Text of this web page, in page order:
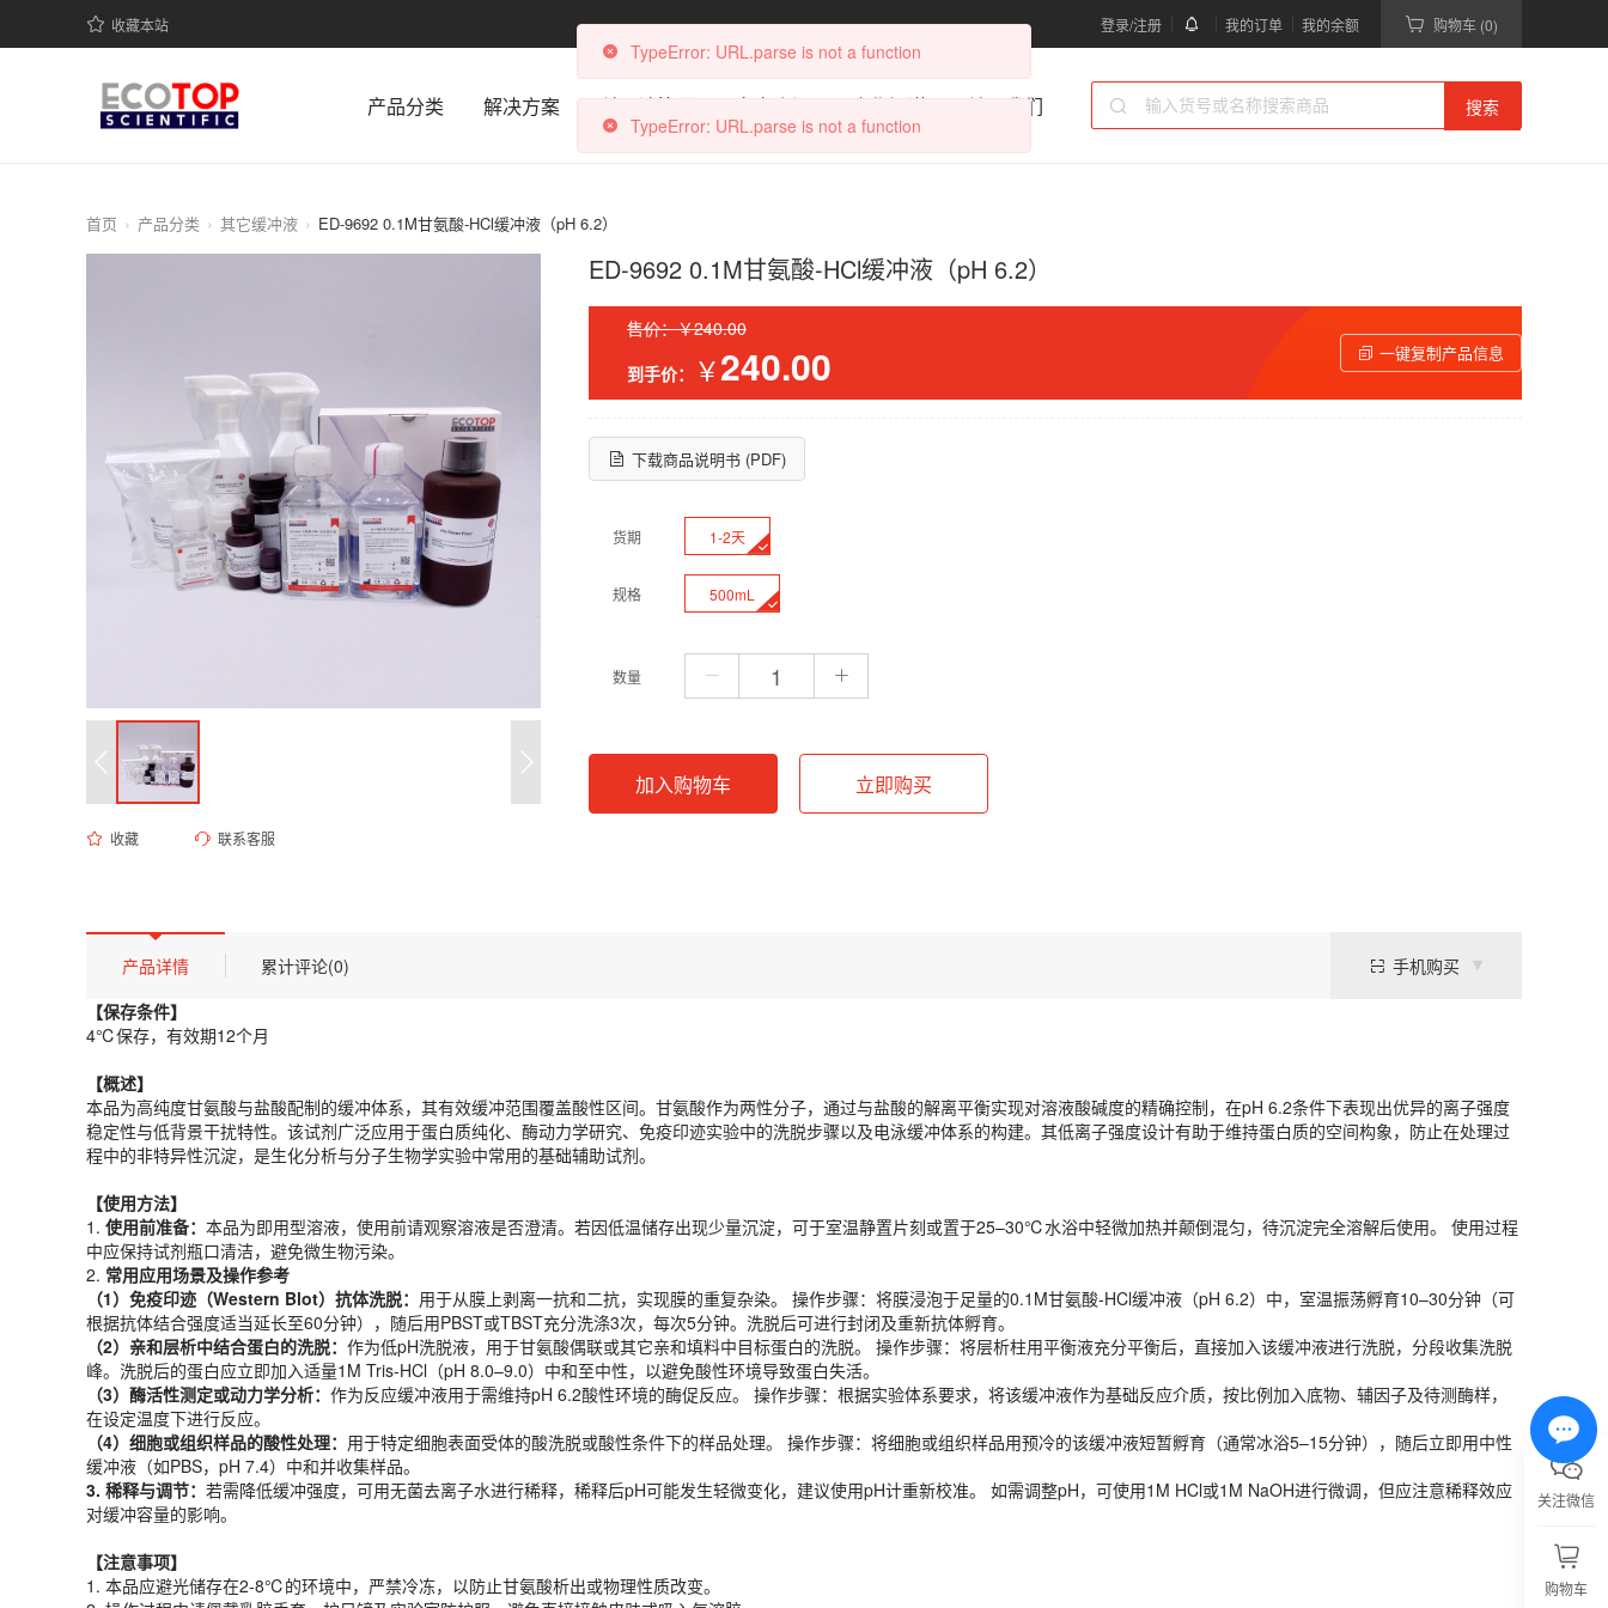
收藏本站 登录/注册 我的订单 我的余额 购物车 (0)
产品分类 解决方案 科研计算器 文章资讯 合作渠道 关于我们 搜索
首页 产品分类 其它缓冲液 ED-9692 0.1M甘氨酸-HCl缓冲液（pH 6.2）
收藏 联系客服
ED-9692 0.1M甘氨酸-HCl缓冲液（pH 6.2）
售价：￥240.00
到手价：
￥240.00 一键复制产品信息
下载商品说明书 (PDF)
货期 1-2天
规格 500mL
数量
加入购物车 立即购买
产品描述
【保存条件】
4℃保存，有效期12个月
【概述】
【使用方法】
1.使用前准备：本品为即用型溶液，使用前请观察溶液是否澄清。若因低温储存出现少量沉淀，可于室温静置片刻或置于25–30℃水浴中轻微加热并颠倒混匀，待沉淀完全溶解后使用。 使用过程中应保持
2.常用应用场景及操作参考
（1）免疫印迹（Western Blot）抗体洗脱
（2）亲和层析中结合蛋白的洗脱
（3）酶活性测定或动力学分析：作为反应缓冲液用于需维持pH 6.2酸性环境的酶促反应。 操作步骤：根据实验体系要求，将该缓冲液作为基础反应介质，按比例加入底物、辅因子及待测酶样，在设定温度
（4）细胞或组织样品的酸性处理：用于特定细胞表面受体的酸洗脱或酸性条件下的样品处理。 操作步骤：将细胞或组织样品用预冷的该缓冲液短暂孵育（通常冰浴5–15分钟），随后立即用中性缓冲液（如
3. 稀释与调节：若需降低缓冲强度，可用无菌去离子水进行稀释，稀释后pH可能发生轻微变化，建议使用pH计重新校准。 如需调整pH，可使用1M HCl或1M NaOH进行微调，但应注意稀释效应对缓冲容量
【注意事项】
1. 本品应避光储存在2-8℃的环境中，严禁冷冻，以防止甘氨酸析出或物理性质改变。
2. 操作过程中请佩戴乳胶手套、护目镜及实验室防护服，避免直接接触皮肤或吸入气溶胶。
3. 试剂瓶口务必密封严实，防止空气中的二氧化碳溶解导致 pH 值发生偏移，开启后建议在 1 个月内使用完毕，如发现溶液变色或出现浑浊请立即弃用。
产品规格
货期
1-2天
规格
500mL
应用领域
存储条件
4℃保存
产品详情 累计评论(0)
手机购买
【保存条件】
4℃保存，有效期12个月
【概述】
本品为高纯度甘氨酸与盐酸配制的缓冲体系，其有效缓冲范围覆盖酸性区间。甘氨酸作为两性分子，通过与盐酸的解离平衡实现对溶液酸碱度的精确控制，在pH 6.2条件下表现出优异的离子强度
稳定性与低背景干扰特性。该试剂广泛应用于蛋白质纯化、酶动力学研究、免疫印迹实验中的洗脱步骤以及电泳缓冲体系的构建。其低离子强度设计有助于维持蛋白质的空间构象，防止在处理过
程中的非特异性沉淀，是生化分析与分子生物学实验中常用的基础辅助试剂。
【使用方法】
1. 使用前准备： 本品为即用型溶液，使用前请观察溶液是否澄清。若因低温储存出现少量沉淀，可于室温静置片刻或置于25–30℃水浴中轻微加热并颠倒混匀，待沉淀完全溶解后使用。 使用过程
中应保持试剂瓶口清洁，避免微生物污染。
2. 常用应用场景及操作参考
（1）免疫印迹（Western Blot）抗体洗脱： 用于从膜上剥离一抗和二抗，实现膜的重复杂染。 操作步骤：将膜浸泡于足量的0.1M甘氨酸-HCl缓冲液（pH 6.2）中，室温振荡孵育10–30分钟（可
根据抗体结合强度适当延长至60分钟），随后用PBST或TBST充分洗涤3次，每次5分钟。洗脱后可进行封闭及重新抗体孵育。
（2）亲和层析中结合蛋白的洗脱： 作为低pH洗脱液，用于甘氨酸偶联或其它亲和填料中目标蛋白的洗脱。 操作步骤：将层析柱用平衡液充分平衡后，直接加入该缓冲液进行洗脱，分段收集洗脱
峰。洗脱后的蛋白应立即加入适量1M Tris-HCl（pH 8.0–9.0）中和至中性，以避免酸性环境导致蛋白失活。
（3）酶活性测定或动力学分析： 作为反应缓冲液用于需维持pH 6.2酸性环境的酶促反应。 操作步骤：根据实验体系要求，将该缓冲液作为基础反应介质，按比例加入底物、辅因子及待测酶样，
在设定温度下进行反应。
（4）细胞或组织样品的酸性处理： 用于特定细胞表面受体的酸洗脱或酸性条件下的样品处理。 操作步骤：将细胞或组织样品用预冷的该缓冲液短暂孵育（通常冰浴5–15分钟），随后立即用中性
缓冲液（如PBS，pH 7.4）中和并收集样品。
3. 稀释与调节： 若需降低缓冲强度，可用无菌去离子水进行稀释，稀释后pH可能发生轻微变化，建议使用pH计重新校准。 如需调整pH，可使用1M HCl或1M NaOH进行微调，但应注意稀释效应
对缓冲容量的影响。
【注意事项】
1. 本品应避光储存在2-8℃的环境中，严禁冷冻，以防止甘氨酸析出或物理性质改变。
关注微信
购物车
TypeError: URL.parse is not a function
TypeError: URL.parse is not a function